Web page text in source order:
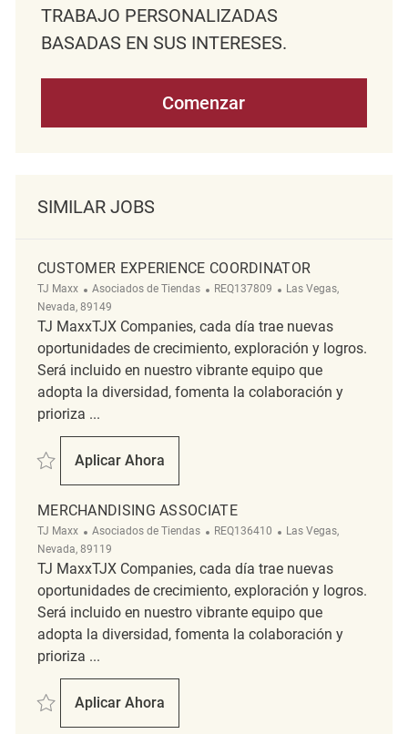
TRABAJO PERSONALIZADAS
BASADAS EN SUS INTERESES.
Comenzar
SIMILAR JOBS
CUSTOMER EXPERIENCE COORDINATOR
TJ Maxx Categoría
Asociados de Tiendas ReqId
REQ137809 Ubicación
Las Vegas,
Nevada, 89149
TJ MaxxTJX Companies, cada día trae nuevas
oportunidades de crecimiento, exploración y logros.
Será incluido en nuestro vibrante equipo que
adopta la diversidad, fomenta la colaboración y
prioriza ...
Salvar Customer Experience Coordinator REQ137809
Aplicar Ahora
Customer Experience Coordinator
MERCHANDISING ASSOCIATE
TJ Maxx Categoría
Asociados de Tiendas ReqId
REQ136410 Ubicación
Las Vegas,
Nevada, 89119
TJ MaxxTJX Companies, cada día trae nuevas
oportunidades de crecimiento, exploración y logros.
Será incluido en nuestro vibrante equipo que
adopta la diversidad, fomenta la colaboración y
prioriza ...
Salvar Merchandising Associate REQ136410
Aplicar Ahora
Merchandising Associate